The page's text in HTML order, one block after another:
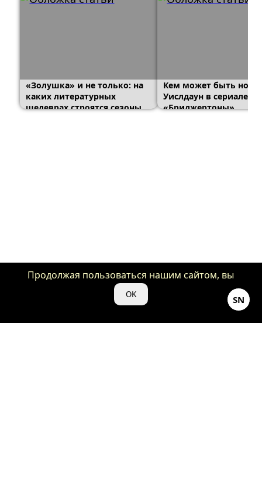
«Золушка» и не только: на
каких литературных
шедеврах строятся сезоны
Кем может быть
Уислдаун в сериале
«Бриджертоны»
SN
Продолжая пользоваться нашим сайтом, вы
даете нам свое согласие на использование
файлов cookie для аналитики и рекламы.
OK